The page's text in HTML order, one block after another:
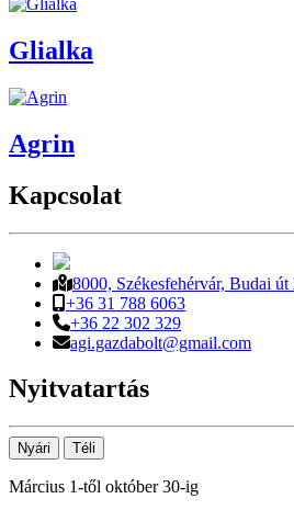
Glialka
Agrin
Kapcsolat
8000, Székesfehérvár, Budai út
+36 31 788 6063
+36 22 302 329
agi.gazdabolt@gmail.com
Nyitvatartás
Nyári Téli
Március 1-től október 30-ig